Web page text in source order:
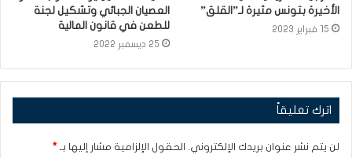
الأخيرة بتونس مثيرة لـ”القلق”
15 فبراير 2023
العصيان الجبائي وتشكيل لجنة
للطعن في قانون المالية
25 ديسمبر 2022
اترك تعليقاً
لن يتم نشر عنوان بريدك الإلكتروني. الحقول الإلزامية مشار إليها بـ *